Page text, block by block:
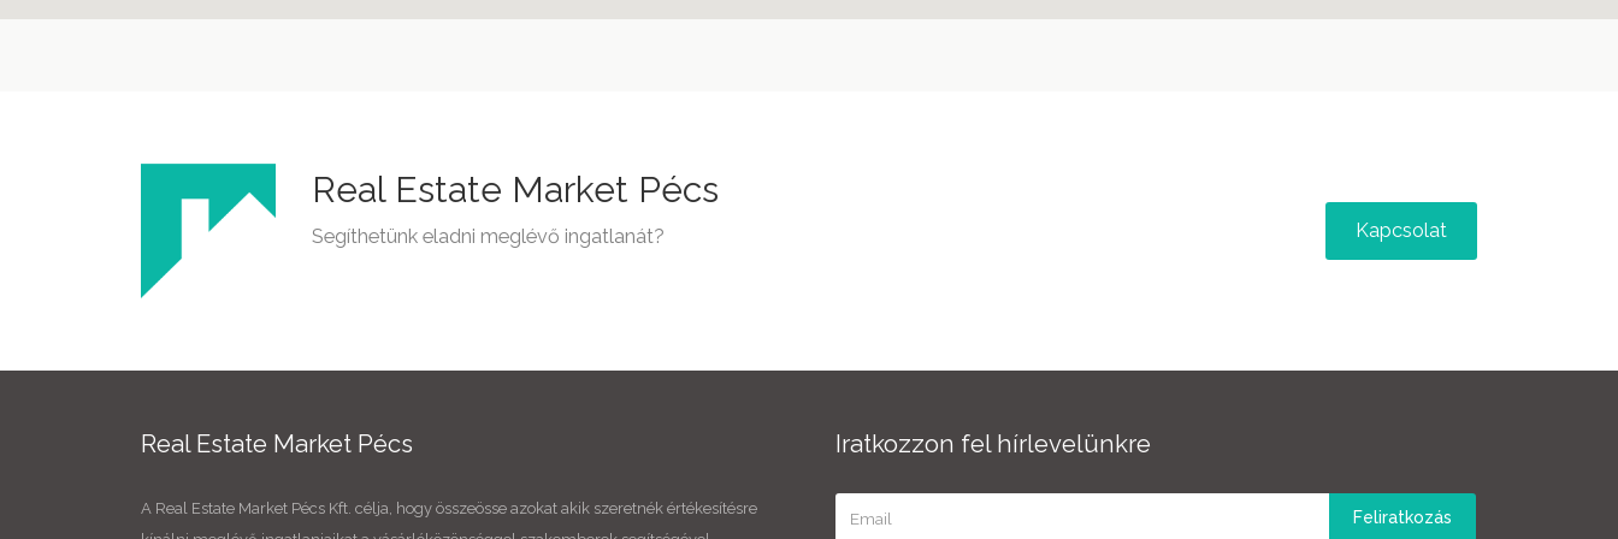
Real Estate Market Pécs
Segíthetünk eladni meglévő ingatlanát? Kapcsolat
Real Estate Market Pécs
A Real Estate Market Pécs Kft. célja, hogy összeösse azokat akik szeretnék értékesítésre
Iratkozzon fel hírlevelünkre